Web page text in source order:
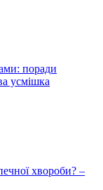
поради
усмішка
хвороби? –